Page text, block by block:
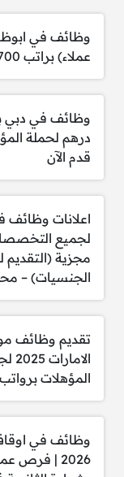
وظايف الفطيم
1- مطلوب صيدلي إماراتي
الشروط:
رخصة أو
إتقان
استخدام
خبرة في
والتعامل
المرضى
وظائف في
عملاء) براتب 4,700 درهم
درهم لحملة
قدم الآن
اعلانات وظائف
لجميع
مجزية (التقديم
الجنسيات) –
تقديم وظائف
المؤهلات
2026 | فرص